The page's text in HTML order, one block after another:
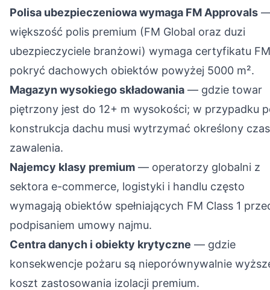
Polisa ubezpieczeniowa wymaga FM Approvals
większość polis premium (FM Global oraz duzi
ubezpieczyciele branżowi) wymaga certyfikatu
pokryć dachowych obiektów powyżej 5000 m².
Magazyn wysokiego składowania — gdzie towar
piętrzony jest do 12+ m wysokości; w przypadku
konstrukcja dachu musi wytrzymać określony
zawalenia.
Najemcy klasy premium — operatorzy globalni z
sektora e-commerce, logistyki i handlu często
wymagają obiektów spełniających FM Class 1
podpisaniem umowy najmu.
Centra danych i obiekty krytyczne — gdzie
konsekwencje pożaru są nieporównywalnie
koszt zastosowania izolacji premium.